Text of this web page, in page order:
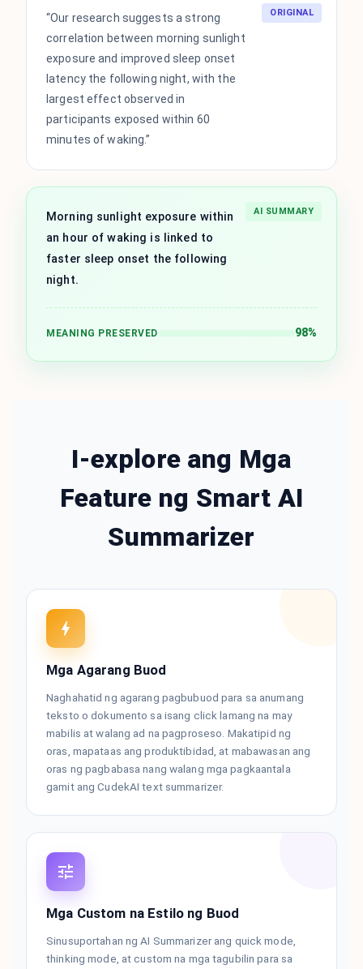
ORIGINAL
“Our research suggests a strong
correlation between morning sunlight
exposure and improved sleep onset
latency the following night, with the
largest effect observed in
participants exposed within 60
minutes of waking.”
AI SUMMARY
Morning sunlight exposure within
an hour of waking is linked to
faster sleep onset the following
night.
MEANING PRESERVED 98%
I-explore ang Mga
Feature ng Smart AI
Summarizer
Mga Agarang Buod
Naghahatid ng agarang pagbubuod para sa anumang
teksto o dokumento sa isang click lamang na may
mabilis at walang ad na pagproseso. Makatipid ng
oras, mapataas ang produktibidad, at mabawasan ang
oras ng pagbabasa nang walang mga pagkaantala
gamit ang CudekAI text summarizer.
Mga Custom na Estilo ng Buod
Sinusuportahan ng AI Summarizer ang quick mode,
thinking mode, at custom na mga tagubilin para sa